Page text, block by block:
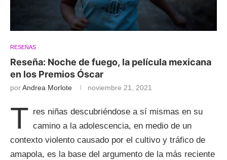
RESEÑAS
Reseña: Noche de fuego, la película mexicana
en los Premios Óscar
porAndrea Morlote noviembre 21, 2021
T res niñas descubriéndose a sí mismas en su
camino a la adolescencia, en medio de un
contexto violento causado por el cultivo y tráfico de
amapola, es la base del argumento de la más reciente